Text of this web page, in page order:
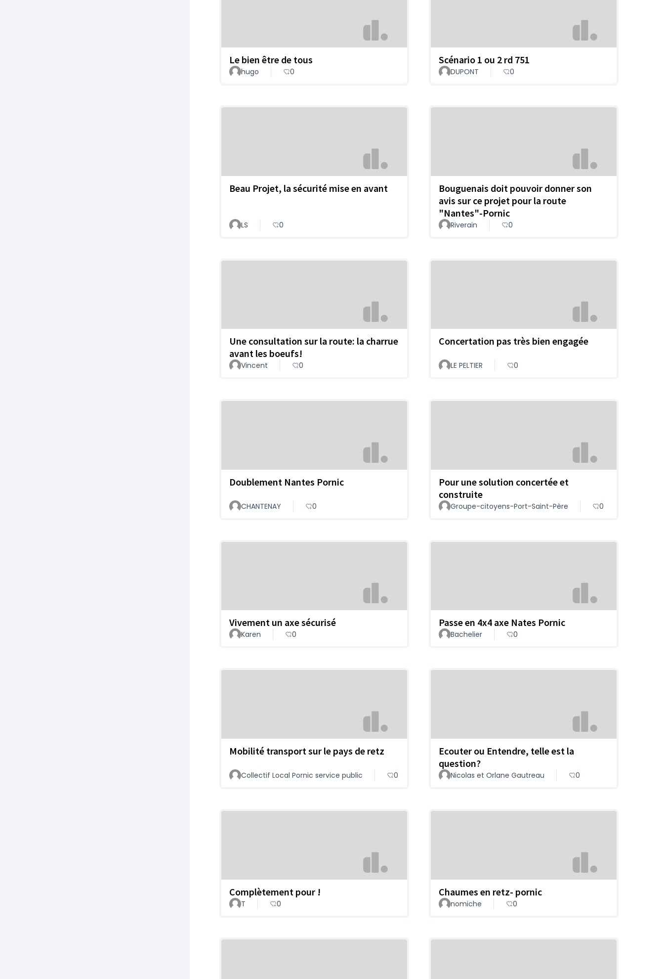
Le bien être de tous
hugo 0
Scénario 1 ou 2 rd 751
DUPONT 0
Beau Projet, la sécurité mise en avant
LS 0
Bouguenais doit pouvoir donner son
avis sur ce projet pour la route
"Nantes"-Pornic
Riverain 0
Une consultation sur la route: la charrue
avant les boeufs!
Vincent 0
Concertation pas très bien engagée
LE PELTIER 0
Doublement Nantes Pornic
CHANTENAY 0
Pour une solution concertée et
construite
Groupe-citoyens-Port-Saint-Père 0
Vivement un axe sécurisé
Karen 0
Passe en 4x4 axe Nates Pornic
Bachelier 0
Mobilité transport sur le pays de retz
Collectif Local Pornic service public 0
Ecouter ou Entendre, telle est la
question?
Nicolas et Orlane Gautreau 0
Complètement pour !
T 0
Chaumes en retz- pornic
nomiche 0